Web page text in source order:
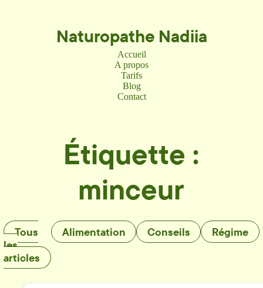
Naturopathe Nadiia
Accueil
A propos
Tarifs
Blog
Contact
Étiquette :
minceur
Tous
les
articles
Alimentation Conseils Régime